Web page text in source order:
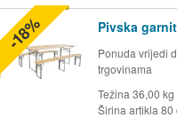
Pivska
Ponuda vrijedi
trgovinama
Težina 36,00
Širina artikla 80
-18%